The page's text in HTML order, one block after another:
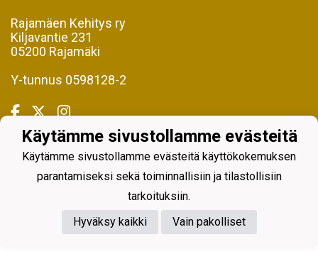
Rajamäen Kehitys ry
Kiljavantie 231
05200 Rajamäki
Y-tunnus 0598128-2
Powered by
Käytämme sivustollamme evästeitä
Käytämme sivustollamme evästeitä käyttökokemuksen
parantamiseksi sekä toiminnallisiin ja tilastollisiin
tarkoituksiin.
Hyväksy kaikki
Vain pakolliset